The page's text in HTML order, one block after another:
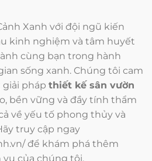
Xanh với đội ngũ kiến
kinh nghiệm và tâm huyết
cùng bạn trong hành
sống xanh. Chúng tôi cam
pháp thiết kế sân vườn
bền vững và đầy tính thẩm
về yếu tố phong thủy và
truy cập ngay
để khám phá thêm
của chúng tôi.